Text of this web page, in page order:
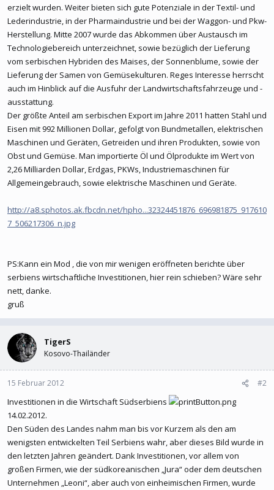
erzielt wurden. Weiter bieten sich gute Potenziale in der Textil- und
Lederindustrie, in der Pharmaindustrie und bei der Waggon- und Pkw-
Herstellung. Mitte 2007 wurde das Abkommen über Austausch im
Technologiebereich unterzeichnet, sowie bezüglich der Lieferung
vom serbischen Hybriden des Maises, der Sonnenblume, sowie der
Lieferung der Samen von Gemüsekulturen. Reges Interesse herrscht
auch im Hinblick auf die Ausfuhr der Landwirtschaftsfahrzeuge und -
ausstattung.
Der größte Anteil am serbischen Export im Jahre 2011 hatten Stahl und
Eisen mit 992 Millionen Dollar, gefolgt von Bundmetallen, elektrischen
Maschinen und Geräten, Getreiden und ihren Produkten, sowie von
Obst und Gemüse. Man importierte Öl und Ölprodukte im Wert von
2,26 Milliarden Dollar, Erdgas, PKWs, Industriemaschinen für
Allgemeingebrauch, sowie elektrische Maschinen und Geräte.
http://a8.sphotos.ak.fbcdn.net/hpho...32324451876_696981875_917610
7_506217306_n.jpg
PS:Kann ein Mod , die von mir wenigen eröffneten berichte über
serbiens wirtschaftliche Investitionen, hier rein schieben? Wäre sehr
nett, danke.
gruß
TigerS
Kosovo-Thailänder
15 Februar 2012 #2
Investitionen in die Wirtschaft Südserbiens
14.02.2012.
Den Süden des Landes nahm man bis vor Kurzem als den am
wenigsten entwickelten Teil Serbiens wahr, aber dieses Bild wurde in
den letzten Jahren geändert. Dank Investitionen, vor allem von
großen Firmen, wie der südkoreanischen „Jura“ oder dem deutschen
Unternehmen „Leoni“, aber auch von einheimischen Firmen, wurde